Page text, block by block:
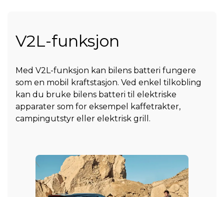
V2L-funksjon
Med V2L-funksjon kan bilens batteri fungere
som en mobil kraftstasjon. Ved enkel tilkobling
kan du bruke bilens batteri til elektriske
apparater som for eksempel kaffetrakter,
campingutstyr eller elektrisk grill.